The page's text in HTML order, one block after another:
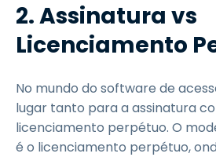
2. Assinatura vs
Licenciamento
No mundo do software de
lugar tanto para a assinatura
licenciamento perpétuo. O
é o licenciamento perpétuo,